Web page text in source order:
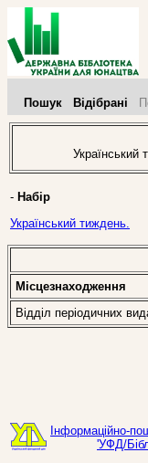
Пошук Відібрані
Український
- Набір
Український тиждень.
Місцезнаходження
Відділ періодичних
Інформаційно-
'УФД/